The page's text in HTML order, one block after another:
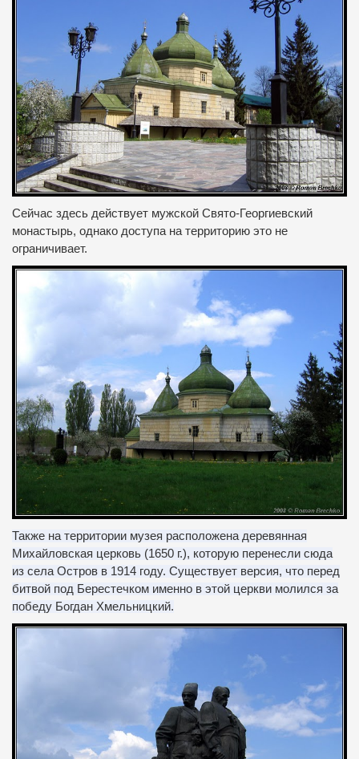
Сейчас здесь действует мужской Свято-Георгиевский
монастырь, однако доступа на территорию это не
ограничивает.
Также на территории музея расположена деревянная
Михайловская церковь (1650 г.), которую перенесли сюда
из села Остров в 1914 году. Существует версия, что перед
битвой под Берестечком именно в этой церкви молился за
победу Богдан Хмельницкий.